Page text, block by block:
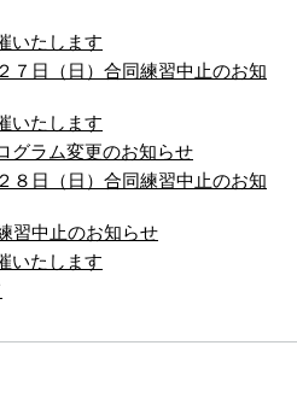
いたします
日（日）合同練習中止のお知
いたします
ラム変更のお知らせ
日（日）合同練習中止のお知
習中止のお知らせ
いたします